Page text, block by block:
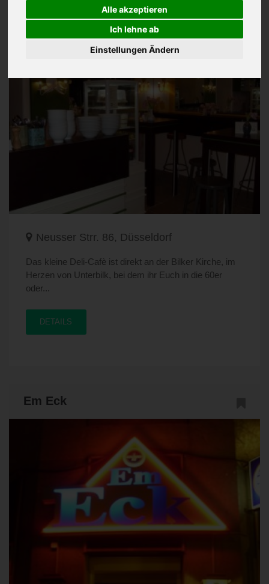
Alle akzeptieren
Ich lehne ab
Einstellungen Ändern
Frl Buntenbach
Neusser Strr. 86, Düsseldorf
Das kleine Deli-Cafè ist direkt an der Bilker Kirche, im
Herzen von Unterbilk, bei dem ihr Euch in die 60er
oder...
DETAILS
Em Eck